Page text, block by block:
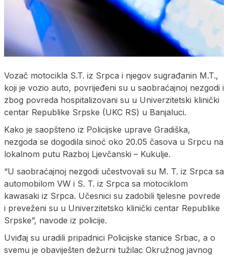
Vozač motocikla S.T. iz Srpca i njegov sugrađanin M.T.,
koji je vozio auto, povrijeđeni su u saobraćajnoj nezgodi i
zbog povreda hospitalizovani su u Univerzitetski klinički
centar Republike Srpske (UKC RS) u Banjaluci.
Kako je saopšteno iz Policijske uprave Gradiška,
nezgoda se dogodila sinoć oko 20.05 časova u Srpcu na
lokalnom putu Razboj Ljevčanski – Kukulje.
“U saobraćajnoj nezgodi učestvovali su M. T. iz Srpca sa
automobilom VW i S. T. iz Srpca sa motociklom
kawasaki iz Srpca. Učesnici su zadobili tjelesne povrede
i preveženi su u Univerzitetsko klinički centar Republike
Srpske”, navode iz policije.
Uviđaj su uradili pripadnici Policijske stanice Srbac, a o
svemu je obaviješten dežurni tužilac Okružnog javnog